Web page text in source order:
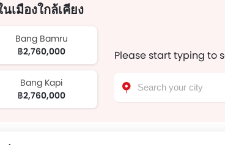
เมืองใกล้เคียง
Bang Bamru
฿2,760,000
Bang Kapi
฿2,760,000
Please start typing to